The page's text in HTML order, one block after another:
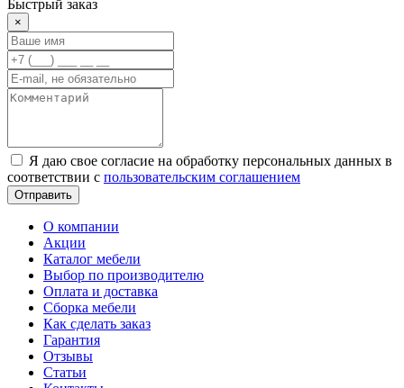
Быстрый заказ
×
Я даю свое согласие на обработку персональных данных в
соответствии с пользовательским соглашением
Отправить
О компании
Акции
Каталог мебели
Выбор по производителю
Оплата и доставка
Сборка мебели
Как сделать заказ
Гарантия
Отзывы
Статьи